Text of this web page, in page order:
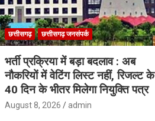
छत्तीसगढ़ छत्तीसगढ़ जनसंपर्क
भर्ती प्रक्रिया में बड़ा बदलाव : अब
नौकरियों में वेटिंग लिस्ट नहीं, रिजल्ट के
40 दिन के भीतर मिलेगा नियुक्ति पत्र
August 8, 2026 admin